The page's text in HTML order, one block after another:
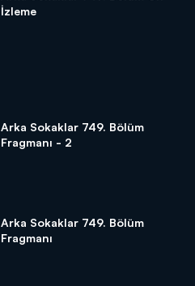
İzleme
Arka Sokaklar 749. Bölüm
Fragmanı - 2
Arka Sokaklar 749. Bölüm
Fragmanı